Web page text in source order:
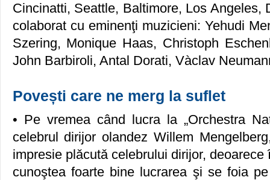
Cincinatti, Seattle, Baltimore, Los Angeles,
colaborat cu eminenţi muzicieni: Yehudi
Szering, Monique Haas, Christoph
John Barbiroli, Antal Dorati, Vàclav
Povești care ne merg la suflet
• Pe vremea când lucra la „Orchestra
celebrul dirijor olandez Willem
impresie plǎcutǎ celebrului dirijor,
cunoştea foarte bine lucrarea şi se foia